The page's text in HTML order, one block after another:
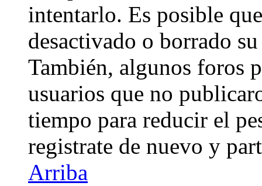
intentarlo. Es posible
desactivado o borrado
También, algunos foros
usuarios que no
tiempo para reducir el
registrate de nuevo y
Arriba